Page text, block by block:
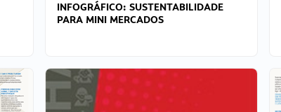
INFOGRÁFICO: SUSTENTABILIDADE
PARA MINI MERCADOS